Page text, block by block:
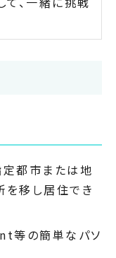
都市または地
を移し居住でき
の簡単なパソ